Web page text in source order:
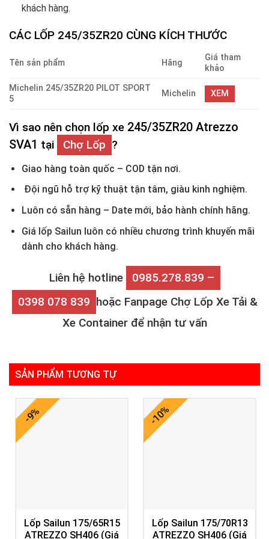
khách hàng.
CÁC LỐP 245/35ZR20 CÙNG KÍCH THƯỚC
Tên sản phẩm Hãng
Giá tham
khảo
Michelin 245/35ZR20 PILOT SPORT
5
Michelin XEM
Vì sao nên chọn lốp xe 245/35ZR20 Atrezzo
SVA1 tại Chợ Lốp ?
Giao hàng toàn quốc – COD tận nơi.
Đội ngũ hỗ trợ kỹ thuật tận tâm, giàu kinh nghiệm.
Luôn có sẵn hàng – Date mới, bảo hành chính hãng.
Giá lốp Sailun luôn có nhiều chương trình khuyến mãi
dành cho khách hàng.
Liên hệ hotline
0985.278.839 –
0398 078 839 hoặc Fanpage Chợ Lốp Xe Tải &
Xe Container để nhận tư vấn
SẢN PHẨM TƯƠNG TỰ
-9%
Lốp Sailun 175/65R15
ATREZZO SH406 (Giá
-10%
Lốp Sailun 175/70R13
ATREZZO SH406 (Giá